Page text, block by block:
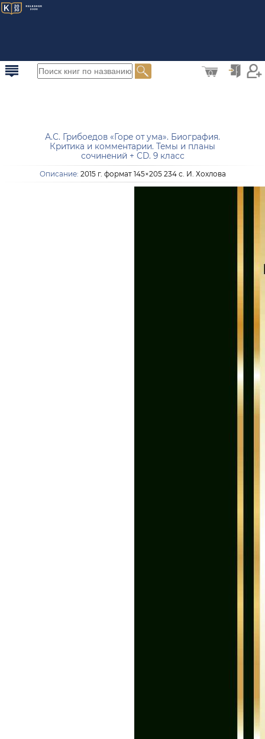
0
А.С. Грибоедов «Горе от ума». Биография.
Критика и комментарии. Темы и планы
сочинений + СD. 9 класс
Описание: 2015 г. формат 145×205 234 с. И. Хохлова